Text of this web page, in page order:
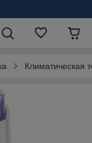
Климатическая